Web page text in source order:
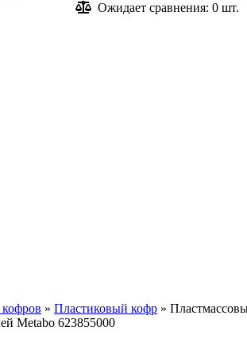
Ожидает сравнения: 0 шт.
» Пластиковый кофр »
Metabo 623855000